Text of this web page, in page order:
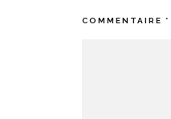
COMMENTAIRE *